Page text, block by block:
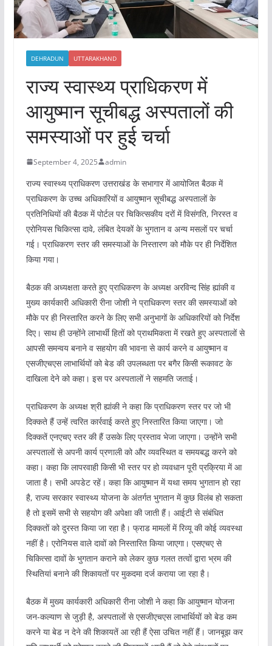
DEHRADUN UTTARAKHAND
राज्य स्वास्थ्य प्राधिकरण में
आयुष्मान सूचीबद्ध अस्पतालों की
समस्याओं पर हुई चर्चा
September 4, 2025 admin
राज्य स्वास्थ्य प्राधिकरण उत्तराखंड के सभागार में आयोजित बैठक में
प्राधिकरण के उच्च अधिकारियों व आयुष्मान सूचीबद्ध अस्पतालों के
प्रतिनिधियों की बैठक में पोर्टल पर चिकित्सकीय दरों में विसंगति, निरस्त व
एरोनियस चिकित्सा दावे, लंबित देयकों के भुगतान व अन्य मसलों पर चर्चा
गई। प्राधिकरण स्तर की समस्याओं के निस्तारण को मौके पर ही निर्देशित
किया गया।
बैठक की अध्यक्षता करते हुए प्राधिकरण के अध्यक्ष अरविन्द सिंह ह्यांकी व
मुख्य कार्यकारी अधिकारी रीना जोशी ने प्राधिकरण स्तर की समस्याओं को
मौके पर ही निस्तारित करने के लिए सभी अनुभागों के अधिकारियों को निर्देश
दिए। साथ ही उन्होंने लाभार्थी हितों को प्राथमिकता में रखते हुए अस्पतालों से
आपसी समन्वय बनाने व सहयोग की भावना से कार्य करने व आयुष्मान व
एसजीएचएस लाभार्थियों को बेड की उपलब्धता पर बगैर किसी रूकावट के
दाखिला देने को कहा। इस पर अस्पतालों ने सहमति जताई।
प्राधिकरण के अध्यक्ष श्री ह्यांकी ने कहा कि प्राधिकरण स्तर पर जो भी
दिक्कते हैं उन्हें त्वरित कार्रवाई करते हुए निस्तारित किया जाएगा। जो
दिक्कतें एनएचए स्तर की हैं उसके लिए प्रस्ताव भेजा जाएगा। उन्होंने सभी
अस्पतालों से अपनी कार्य प्रणाली को और व्यवस्थित व समयबद्ध करने को
कहा। कहा कि लापरवाही किसी भी स्तर पर हो व्यवधान पूरी प्रक्रिया में आ
जाता है। सभी अपडेट रहें। कहा कि आयुष्मान में यथा समय भुगतान हो रहा
है, राज्य सरकार स्वास्थ्य योजना के अंतर्गत भुगतान में कुछ विलंब हो सकता
है तो इसमें सभी से सहयोग की अपेक्षा की जाती हैं। आईटी से संबंधित
दिक्कतों को दुरस्त किया जा रहा है। फ्राड मामलों में रिव्यू की कोई व्यवस्था
नहीं है। एरोनियस वाले दावों को निस्तारित किया जाएगा। एसएचए से
चिकित्सा दावों के भुगतान कराने को लेकर कुछ गलत तत्वों द्वारा भ्रम की
स्थितियां बनाने की शिकायतों पर मुकदमा दर्ज कराया जा रहा है।
बैठक में मुख्य कार्यकारी अधिकारी रीना जोशी ने कहा कि आयुष्मान योजना
जन-कल्याण से जुड़ी है, अस्पतालों से एसजीएचएस लाभार्थियों को बेड कम
करने या बेड न देने की शिकायतें आ रही हैं ऐसा उचित नहीं हैं। जानबूझ कर